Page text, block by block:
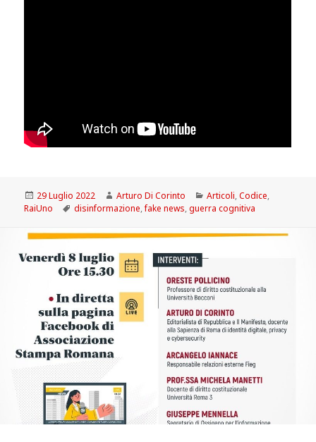
Scritto
il
29 Luglio 2022 Autore
Arturo Di Corinto Categorie
Articoli,Codice,
RaiUno
Tag
disinformazione,fake news,guerra cognitiva